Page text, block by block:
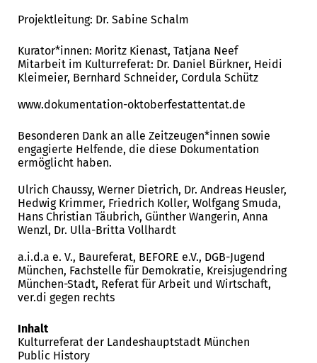
Projektleitung: Dr. Sabine Schalm
Kurator*innen: Moritz Kienast, Tatjana Neef
Mitarbeit im Kulturreferat: Dr. Daniel Bürkner, Heidi
Kleimeier, Bernhard Schneider, Cordula Schütz
www.dokumentation-oktoberfestattentat.de
Besonderen Dank an alle Zeitzeugen*innen sowie
engagierte Helfende, die diese Dokumentation
ermöglicht haben.
Ulrich Chaussy, Werner Dietrich, Dr. Andreas Heusler,
Hedwig Krimmer, Friedrich Koller, Wolfgang Smuda,
Hans Christian Täubrich, Günther Wangerin, Anna
Wenzl, Dr. Ulla-Britta Vollhardt
a.i.d.a e. V., Baureferat, BEFORE e.V., DGB-Jugend
München, Fachstelle für Demokratie, Kreisjugendring
München-Stadt, Referat für Arbeit und Wirtschaft,
ver.di gegen rechts
Inhalt
Kulturreferat der Landeshauptstadt München
Public History